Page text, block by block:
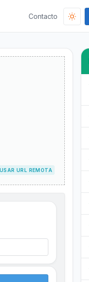
Contacto
USAR URL REMOTA